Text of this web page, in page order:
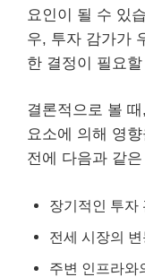
요인이 될 수 있
우, 투자 감가가
한 결정이 필요
결론적으로 볼
요소에 의해 영
전에 다음과 같
장기적인 투자
전세 시장의
주변 인프라와